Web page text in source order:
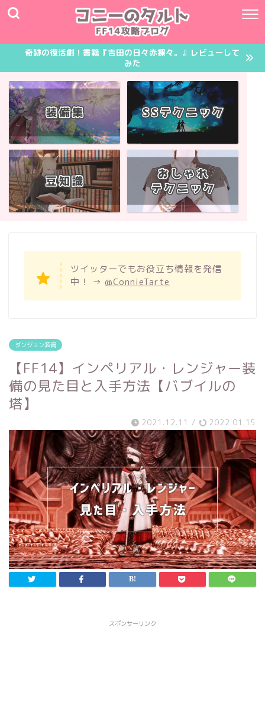
奇跡の復活劇！書籍『吉田の日々赤裸々。』レビューして
みた
ツイッターでもお役立ち情報を発信
中！ → @ConnieTarte
ダンジョン装備
【FF14】インペリアル・レンジャー装
備の見た目と入手方法【バブイルの
塔】
2021.12.11 / 2022.01.15
スポンサーリンク